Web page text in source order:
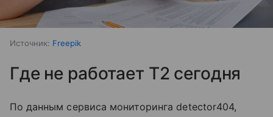
Источник: Freepik
Где не работает T2 сегодня
По данным сервиса мониторинга detector404,